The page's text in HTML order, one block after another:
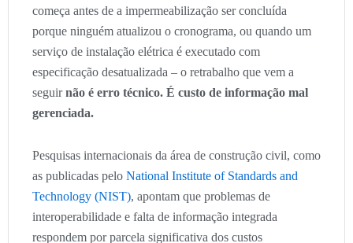
começa antes de a impermeabilização ser concluída
porque ninguém atualizou o cronograma, ou quando um
serviço de instalação elétrica é executado com
especificação desatualizada – o retrabalho que vem a
seguirnão é erro técnico. É custo de informação mal
gerenciada.
Pesquisas internacionais da área de construção civil, como
as publicadas pelo National Institute of Standards and
Technology (NIST), apontam que problemas de
interoperabilidade e falta de informação integrada
respondem por parcela significativa dos custos